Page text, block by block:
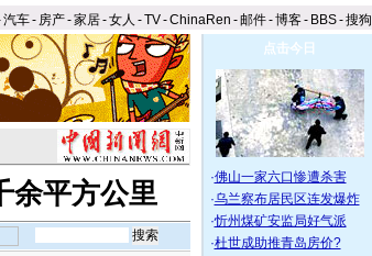
汽车- 房产-家居-女人 -TV-ChinaRen -邮件-博客- BBS-搜狗
余平方公里
点击今日
·佛山一家六口惨遭杀害
·乌兰察布居民区连发爆炸
·忻州煤矿安监局好气派
·杜世成助推青岛房价?